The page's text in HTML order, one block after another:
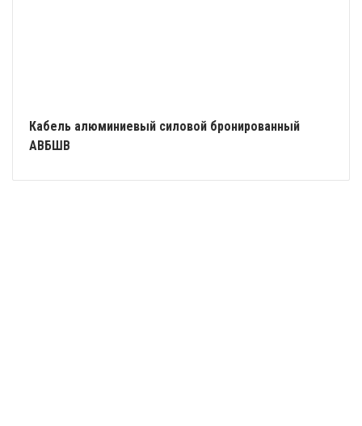
Кабель алюминиевый силовой бронированный
АВБШВ